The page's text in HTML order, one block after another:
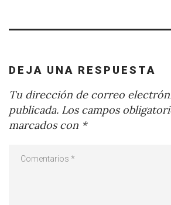
DEJA UNA RESPUESTA
Tu dirección de correo
publicada. Los campos
marcados con *